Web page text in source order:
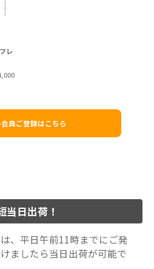
レ
員ご登録はこちら
当日出荷！
、平日午前11時までにご発
ましたら当日出荷が可能で